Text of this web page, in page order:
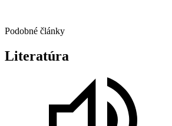
Podobné články
Literatúra